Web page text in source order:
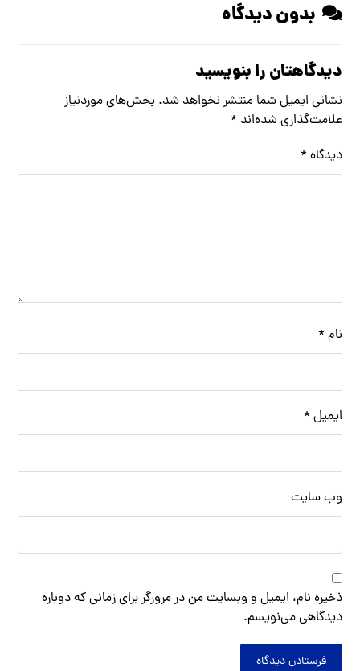
بدون دیدگاه
دیدگاهتان را بنویسید
نشانی ایمیل شما منتشر نخواهد شد. بخش‌های موردنیاز
علامت‌گذاری شده‌اند *
دیدگاه *
نام *
ایمیل *
وب‌ سایت
ذخیره نام، ایمیل و وبسایت من در مرورگر برای زمانی که دوباره
دیدگاهی می‌نویسم.
فرستادن دیدگاه